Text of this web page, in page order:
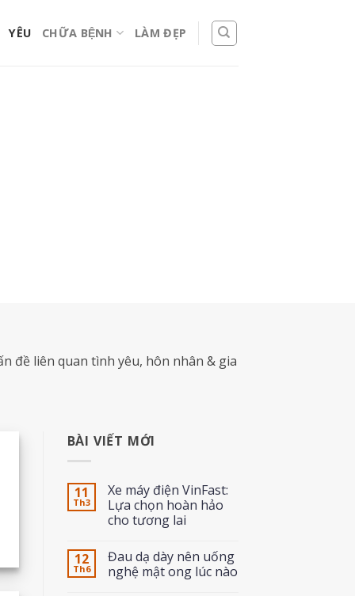
YÊU CHỮA BỆNH LÀM ĐẸP
đề liên quan tình yêu, hôn nhân & gia
BÀI VIẾT MỚI
11
Th3
Xe máy điện VinFast:
Lựa chọn hoàn hảo
cho tương lai
12
Th6
Đau dạ dày nên uống
nghệ mật ong lúc nào